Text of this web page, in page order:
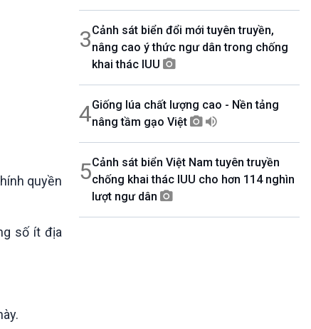
quyền
số ít địa
3Cảnh sát biển đổi mới tuyên truyền,
nâng cao ý thức ngư dân trong chống
khai thác IUU
4Giống lúa chất lượng cao - Nền tảng
nâng tầm gạo Việt
5Cảnh sát biển Việt Nam tuyên truyền
chống khai thác IUU cho hơn 114 nghìn
lượt ngư dân